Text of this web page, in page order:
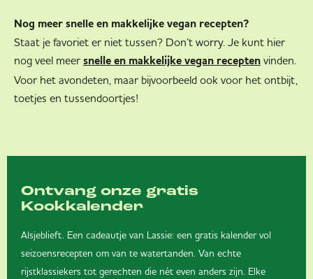
Nog meer snelle en makkelijke vegan recepten?
Staat je favoriet er niet tussen? Don’t worry. Je kunt hier
nog veel meer snelle en makkelijke vegan recepten vinden.
Voor het avondeten, maar bijvoorbeeld ook voor het ontbijt,
toetjes en tussendoortjes!
Ontvang onze gratis
Kookkalender
Alsjeblieft. Een cadeautje van Lassie: een gratis kalender vol
seizoensrecepten om van te watertanden. Van echte
rijstklassiekers tot gerechten die nét even anders zijn. Elke